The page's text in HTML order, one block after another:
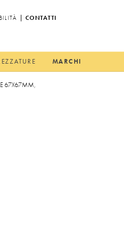
CONTATTI
MARCHI
67X67MM,